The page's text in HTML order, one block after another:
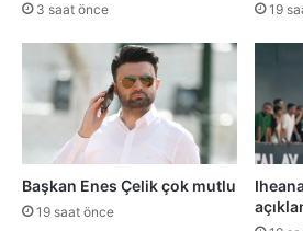
3 saat önce 19
Başkan Enes Çelik çok mutlu
19 saat önce